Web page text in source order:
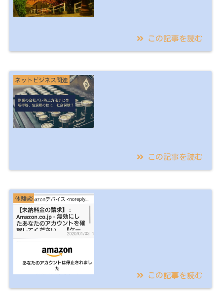
Twitter凍結対策 複
数垢入手 電話認証済
垢入手 電話番号削除
方法を追加
この記事を読む
ネットビジネス関連
副業と納税の仕組み！
【副業会社バレ防止】
所得税、住民税、社会
保険から足が付く！？
この記事を読む
体験談
この記事を読む